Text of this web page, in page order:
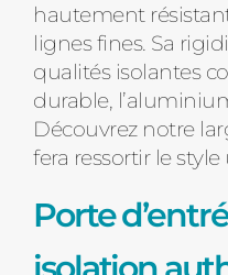
hautement
lignes fines. Sa
qualités isolantes
durable,
Découvrez notre
fera ressortir le
Porte